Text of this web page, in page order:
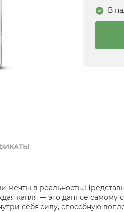
В
в реальность.
капля — это данное самому
себя силу, способную